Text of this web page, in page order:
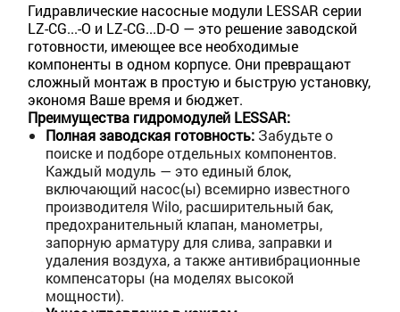
Гидравлические насосные модули LESSAR серии
LZ-CG...-O и LZ-CG...D-O — это решение заводской
готовности, имеющее все необходимые
компоненты в одном корпусе. Они превращают
сложный монтаж в простую и быструю установку,
экономя Ваше время и бюджет.
Преимущества гидромодулей LESSAR:
Полная заводская готовность: Забудьте о
поиске и подборе отдельных компонентов.
Каждый модуль — это единый блок,
включающий насос(ы) всемирно известного
производителя Wilo, расширительный бак,
предохранительный клапан, манометры,
запорную арматуру для слива, заправки и
удаления воздуха, а также антивибрационные
компенсаторы (на моделях высокой
мощности).